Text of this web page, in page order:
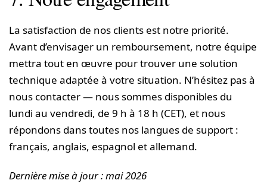
La satisfaction de nos clients est notre priorité.
Avant d’envisager un remboursement, notre équipe
mettra tout en œuvre pour trouver une solution
technique adaptée à votre situation. N’hésitez pas à
nous contacter — nous sommes disponibles du
lundi au vendredi, de 9 h à 18 h (CET), et nous
répondons dans toutes nos langues de support :
français, anglais, espagnol et allemand.
Dernière mise à jour : mai 2026